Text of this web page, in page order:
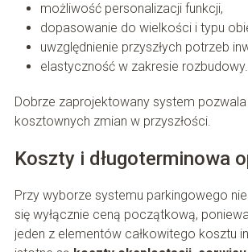
możliwość personalizacji funkcji,
dopasowanie do wielkości i typu
uwzględnienie przyszłych potrzeb
elastyczność w zakresie rozbudowy.
Dobrze zaprojektowany system pozwala
kosztownych zmian w przyszłości.
Koszty i długoterminowa
Przy wyborze systemu parkingowego
się wyłącznie ceną początkową,
jeden z elementów całkowitego kosztu